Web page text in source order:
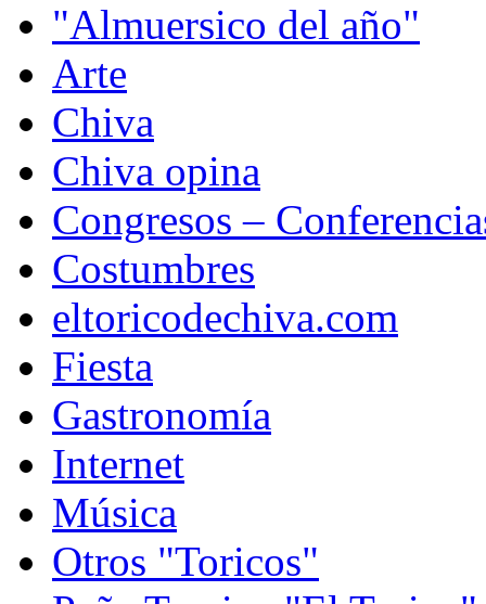
"Almuersico del año"
Arte
Chiva
Chiva opina
Congresos –
Costumbres
eltoricodechiva.com
Fiesta
Gastronomía
Internet
Música
Otros "Toricos"